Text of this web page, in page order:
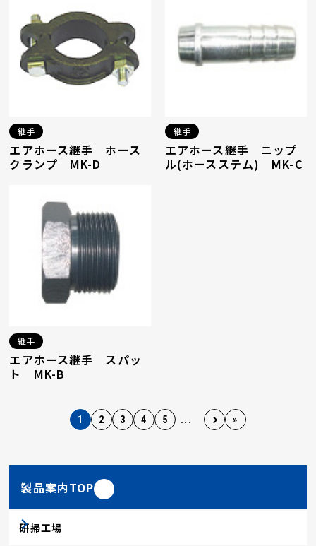
継手
エアホース継手 ホース
クランプ MK-D
継手
エアホース継手 ニップ
ル(ホースステム) MK-C
継手
エアホース継手 スパッ
ト MK-B
1 2 3 4 5 ... »
製品案内TOP
研掃工場